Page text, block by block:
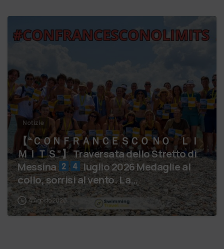
Notizie
【 “ＣＯＮＦＲＡＮＣＥＳＣＯ ＮＯ ＬＩ
ＭＩＴＳ”】 Traversata dello Stretto di
Messina
luglio 2026 Medaglie al
collo, sorrisi al vento. La…
4 Agosto 2026